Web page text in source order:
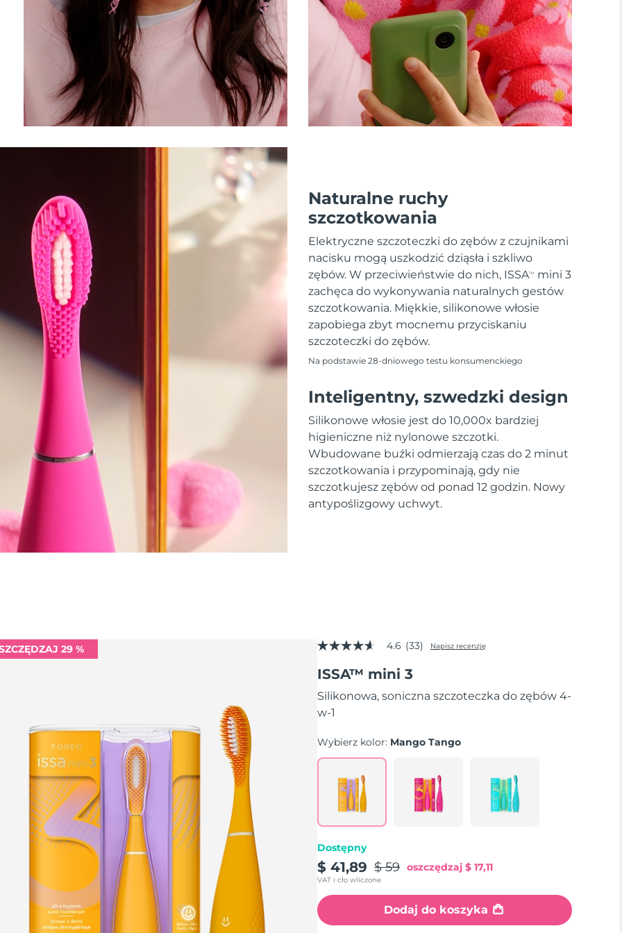
Naturalne ruchy
szczotkowania
Elektryczne szczoteczki do zębów z czujnikami
nacisku mogą uszkodzić dziąsła i szkliwo
zębów. W przeciwieństwie do nich, ISSATM
mini 3
zachęca do wykonywania naturalnych gestów
szczotkowania. Miękkie, silikonowe włosie
zapobiega zbyt mocnemu przyciskaniu
szczoteczki do zębów.
Na podstawie 28-dniowego testu konsumenckiego
Inteligentny, szwedzki design
Silikonowe włosie jest do 10,000x bardziej
higieniczne niż nylonowe szczotki.
Wbudowane buźki odmierzają czas do 2 minut
szczotkowania i przypominają, gdy nie
szczotkujesz zębów od ponad 12 godzin. Nowy
antypoślizgowy uchwyt.
29 %
4.6
5
gwiazdek,
średnia
wartość
oceny.
33
Reviews.
Łącze
samej
strony.
4.6 (33) Napisz recenzję
ISSA™ mini 3
Silikonowa, soniczna szczoteczka do zębów 4-
w-1
Wybierz kolor: Mango Tango
Dostępny
$ 41,89 $ 59 oszczędzaj$ 17,11
VAT i cło wliczone
Dodaj do koszyka